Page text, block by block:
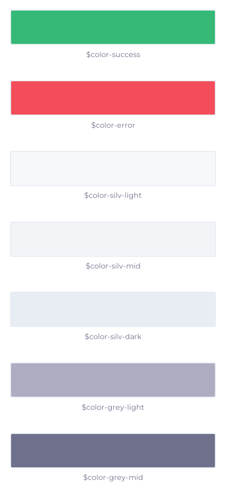
$color-success
$color-error
$color-silv-light
$color-silv-mid
$color-silv-dark
$color-grey-light
$color-grey-mid